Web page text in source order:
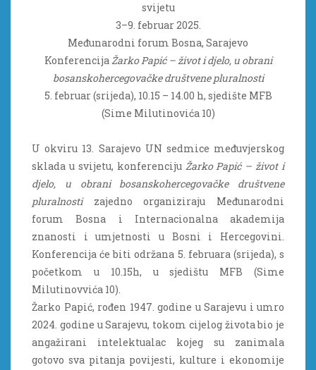
svijetu
3–9. februar 2025.
Međunarodni forum Bosna, Sarajevo
KonferencijaŽarko Papić – život i djelo, u obrani
bosanskohercegovačke društvene pluralnosti
5. februar (srijeda), 10.15 – 14.00 h, sjedište MFB
(Sime Milutinovića 10)
U okviru 13. Sarajevo UN sedmice međuvjerskog
sklada u svijetu, konferenciju Žarko Papić – život i
djelo, u obrani bosanskohercegovačke društvene
pluralnosti zajedno organiziraju Međunarodni
forum Bosna i Internacionalna akademija
znanosti i umjetnosti u Bosni i Hercegovini.
Konferencija će biti održana 5. februara (srijeda), s
početkom u 10.15h, u sjedištu MFB (Sime
Milutinovvića 10).
Žarko Papić, rođen 1947. godine u Sarajevu i umro
2024. godine u Sarajevu, tokom cijelog života bio je
angažirani intelektualac kojeg su zanimala
gotovo sva pitanja povijesti, kulture i ekonomije